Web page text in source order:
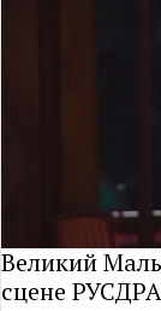
Великий
сцене